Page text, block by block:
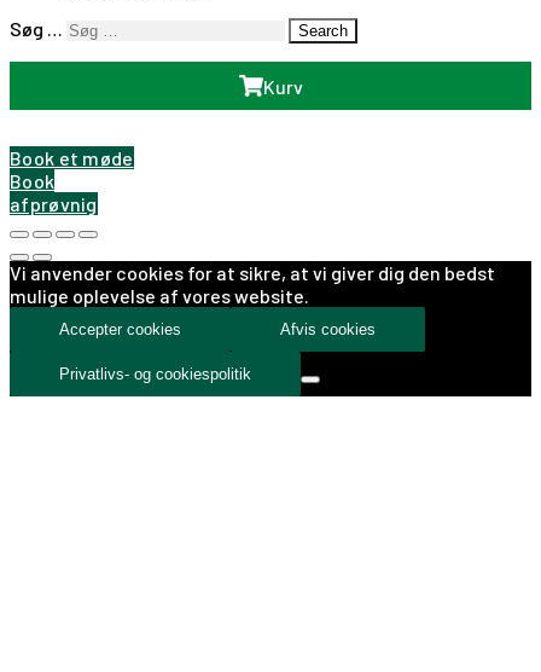
Søg …
Search
Kurv
Book et møde
Book
afprøvnig
Vi anvender cookies for at sikre, at vi giver dig den bedst
mulige oplevelse af vores website.
Accepter cookies Afvis cookies
Privatlivs- og cookiespolitik